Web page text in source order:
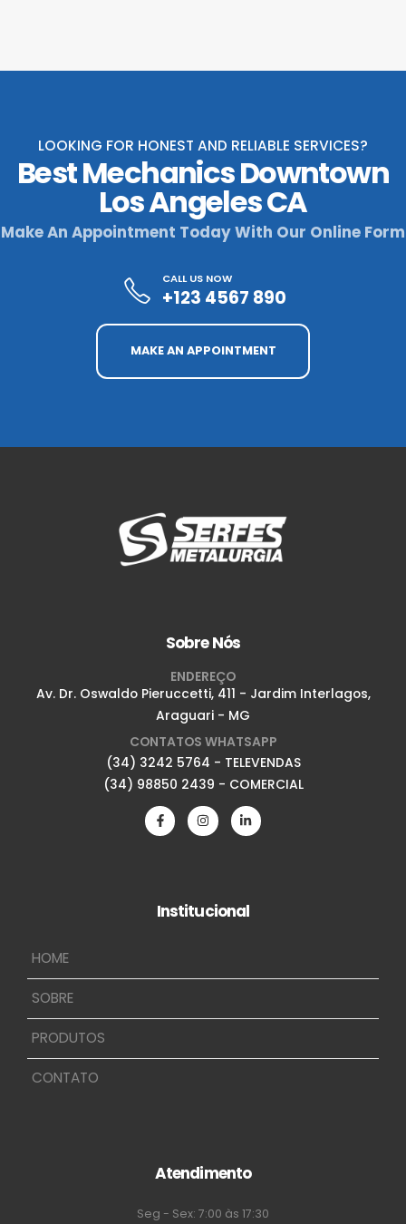
LOOKING FOR HONEST AND RELIABLE SERVICES?
Best Mechanics Downtown
Los Angeles CA
Make An Appointment Today With Our Online Form
CALL US NOW
+123 4567 890
MAKE AN APPOINTMENT
Sobre Nós
ENDEREÇO
Av. Dr. Oswaldo Pieruccetti, 411 - Jardim Interlagos,
Araguari - MG
CONTATOS WHATSAPP
(34) 3242 5764 - TELEVENDAS
(34) 98850 2439 - COMERCIAL
Institucional
HOME
SOBRE
PRODUTOS
CONTATO
Atendimento
Seg - Sex: 7:00 às 17:30